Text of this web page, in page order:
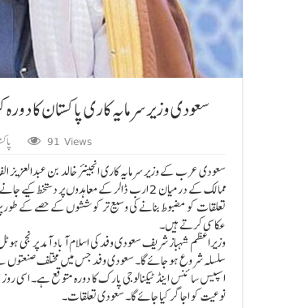
سعودی وزیر سرمایہ کاری پاکستان کا دورہ کرنے والے، 2 ارب ڈالر کے
91 Views
سعودی عرب کے وزیر سرمایہ کاری انجینئر خالد بن عبدالعزیز
ممالک کے درمیان 2 ارب ڈالر کے معاہدوں پر
تعلقات کو مضبوط بنانے کی وسیع تر کوششوں کے حصے کے طور پر
عکاسی کرتے ہیں۔
وزیراعظم شہباز شریف سعودی وفد کی اسلام آباد آمد پر
اسپیس سائنس اینڈ ٹیکنالوجی پارک کا دورہ متوقع ہے۔ اسی
نوعیت کو اجاگر کیا جائے گا۔ سعودی تعلقات۔